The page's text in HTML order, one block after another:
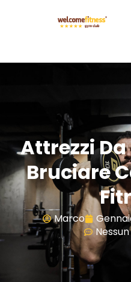
Attrezzi
Bruciare
Marco